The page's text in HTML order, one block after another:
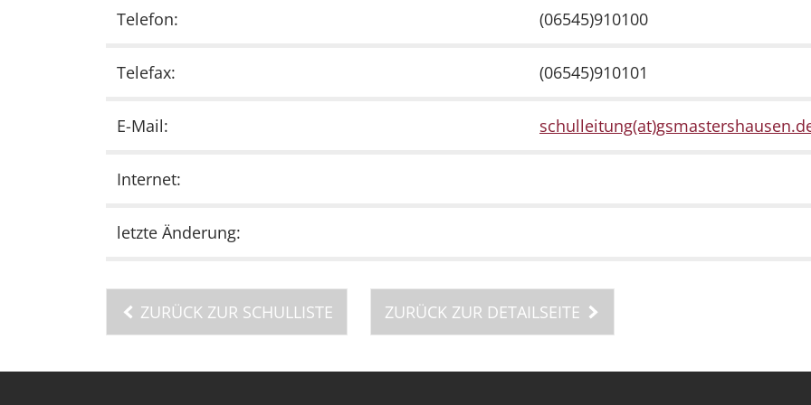
Telefon: (06545)910100
Telefax: (06545)910101
E-Mail:
Internet:
letzte Änderung:
ZURÜCK ZUR SCHULLISTE ZURÜCK ZUR DETAILSEITE